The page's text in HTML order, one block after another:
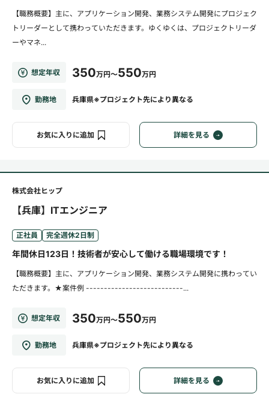
【職務概要】主に、アプリケーション開発、業務システム開発にプロジェク
トリーダーとして携わっていただきます。ゆくゆくは、プロジェクトリーダ
ーやマネ...
想定年収 350万円～550万円
勤務地 兵庫県※プロジェクト先により異なる
お気に入りに追加 詳細を見る
株式会社ヒップ
【兵庫】ITエンジニア
正社員 完全週休2日制
年間休日123日！技術者が安心して働ける職場環境です！
【職務概要】主に、アプリケーション開発、業務システム開発に携わってい
ただきます。★案件例 ---------------------------...
想定年収 350万円～550万円
勤務地 兵庫県※プロジェクト先により異なる
お気に入りに追加 詳細を見る